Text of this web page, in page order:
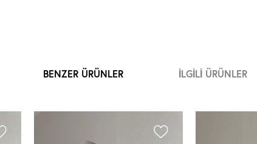
BENZER ÜRÜNLER İLGILI ÜRÜNLER